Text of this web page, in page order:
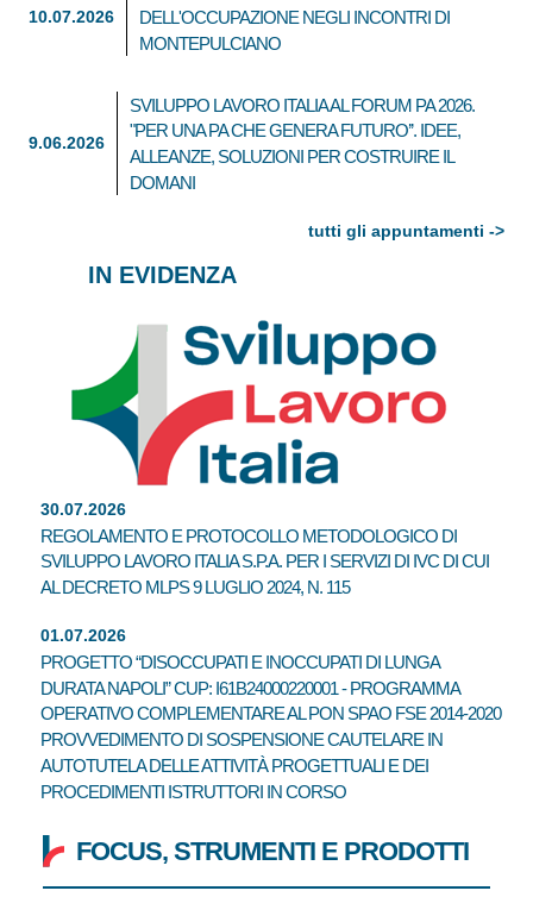
10.07.2026
DELL'OCCUPAZIONE NEGLI INCONTRI DI
MONTEPULCIANO
9.06.2026
SVILUPPO LAVORO ITALIA AL FORUM PA 2026.
"PER UNA PA CHE GENERA FUTURO’’. IDEE,
ALLEANZE, SOLUZIONI PER COSTRUIRE IL
DOMANI
tutti gli appuntamenti ->
IN EVIDENZA
30.07.2026
REGOLAMENTO E PROTOCOLLO METODOLOGICO DI
SVILUPPO LAVORO ITALIA S.P.A. PER I SERVIZI DI IVC DI CUI
AL DECRETO MLPS 9 LUGLIO 2024, N. 115
01.07.2026
PROGETTO “DISOCCUPATI E INOCCUPATI DI LUNGA
DURATA NAPOLI” CUP: I61B24000220001 - PROGRAMMA
OPERATIVO COMPLEMENTARE AL PON SPAO FSE 2014-2020
PROVVEDIMENTO DI SOSPENSIONE CAUTELARE IN
AUTOTUTELA DELLE ATTIVITÀ PROGETTUALI E DEI
PROCEDIMENTI ISTRUTTORI IN CORSO
FOCUS, STRUMENTI E PRODOTTI